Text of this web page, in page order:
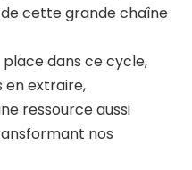
cette grande chaîne
dans ce cycle,
en extraire,
ressource aussi
nos